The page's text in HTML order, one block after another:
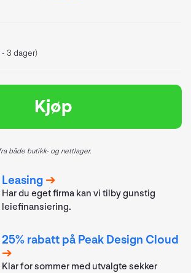
- 3 dager)
Kjøp
både butikk- og nettlager.
Leasing
Har du eget firma kan vi tilby gunstig
leiefinansiering.
25% rabatt på Peak Design Cloud
Klar for sommer med utvalgte sekker